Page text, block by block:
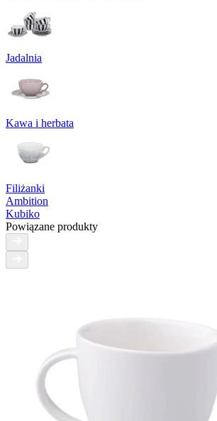
Jadalnia
Kawa i herbata
Filiżanki
Ambition
Kubiko
Powiązane produkty